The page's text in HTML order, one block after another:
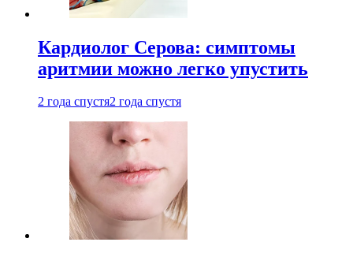
Кардиолог Серова: симптомы
аритмии можно легко упустить
2 года спустя2 года спустя